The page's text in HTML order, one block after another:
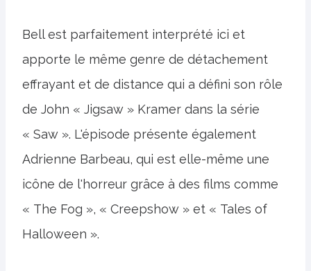
Bell est parfaitement interprété ici et
apporte le même genre de détachement
effrayant et de distance qui a défini son rôle
de John « Jigsaw » Kramer dans la série
« Saw ». L'épisode présente également
Adrienne Barbeau, qui est elle-même une
icône de l'horreur grâce à des films comme
« The Fog », « Creepshow » et « Tales of
Halloween ».